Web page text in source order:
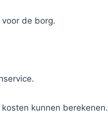
de borg.
kunnen berekenen.